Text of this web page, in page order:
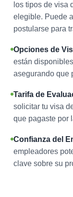
los tipos de visa
elegible. Puede
postularse para
Opciones de
están
asegurando que
Tarifa de
solicitar tu visa
que pagaste por
Confianza del
empleadores
clave sobre su